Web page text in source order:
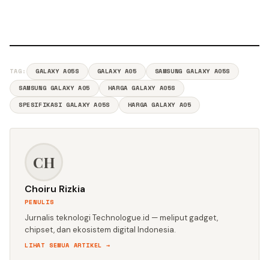
TAG: GALAXY A05S GALAXY A05
SAMSUNG GALAXY A05S
SAMSUNG GALAXY A05
HARGA GALAXY A05S
SPESIFIKASI GALAXY A05S
HARGA GALAXY A05
CH
Choiru Rizkia
PENULIS
Jurnalis teknologi Technologue.id — meliput gadget,
chipset, dan ekosistem digital Indonesia.
LIHAT SEMUA ARTIKEL →